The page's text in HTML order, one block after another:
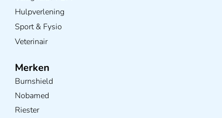
Hulpverlening
Sport & Fysio
Veterinair
Merken
Burnshield
Nobamed
Riester